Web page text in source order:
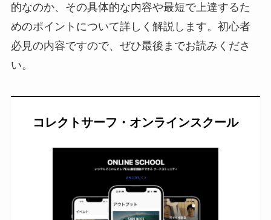
的なのか、その具体的な内容や最短で上達するた
めのポイントについて詳しく解説します。初心者
必見の内容ですので、ぜひ最後までお読みくださ
い。
コレクトサーフ・オンラインスクール